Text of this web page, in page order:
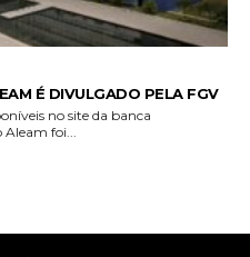
É DIVULGADO PELA FGV
no site da banca
foi...